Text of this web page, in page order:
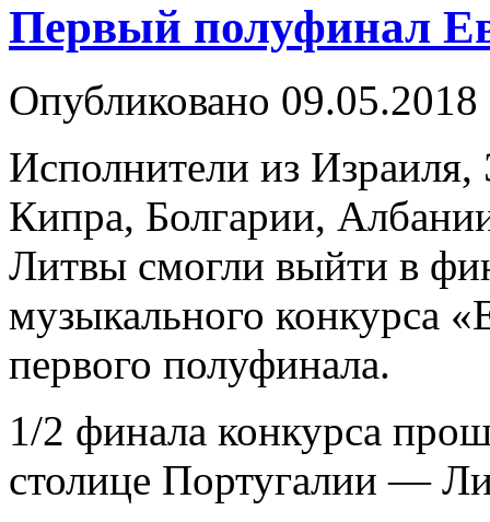
Первый полуфинал
Опубликовано 09.05.2018
Исполнители из
Кипра, Болгарии,
Литвы смогли выйти в
музыкального конкурса
первого полуфинала.
1/2 финала конкурса
столице Португалии —